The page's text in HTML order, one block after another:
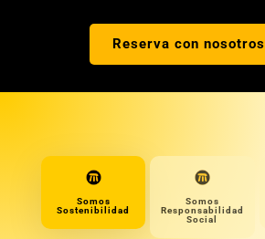
Reserva con nosotros
Somos
Sostenibilidad
Somos
Responsabilidad
Social